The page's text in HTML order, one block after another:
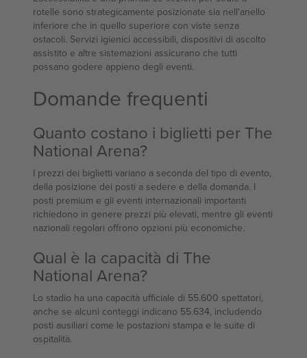
rotelle sono strategicamente posizionate sia nell'anello
inferiore che in quello superiore con viste senza
ostacoli. Servizi igienici accessibili, dispositivi di ascolto
assistito e altre sistemazioni assicurano che tutti
possano godere appieno degli eventi.
Domande frequenti
Quanto costano i biglietti per The
National Arena?
I prezzi dei biglietti variano a seconda del tipo di evento,
della posizione dei posti a sedere e della domanda. I
posti premium e gli eventi internazionali importanti
richiedono in genere prezzi più elevati, mentre gli eventi
nazionali regolari offrono opzioni più economiche.
Qual è la capacità di The
National Arena?
Lo stadio ha una capacità ufficiale di 55.600 spettatori,
anche se alcuni conteggi indicano 55.634, includendo
posti ausiliari come le postazioni stampa e le suite di
ospitalità.